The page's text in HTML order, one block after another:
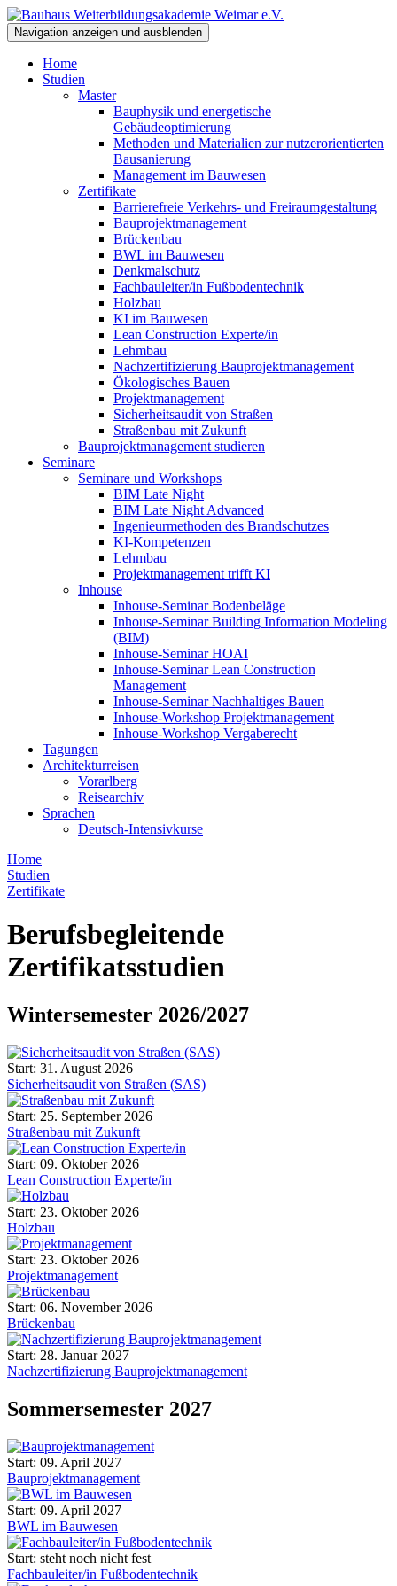
Navigation anzeigen und ausblenden
Home
Studien
Master
Bauphysik und energetische
Gebäudeoptimierung
Methoden und Materialien zur nutzerorientierten
Bausanierung
Management im Bauwesen
Zertifikate
Barrierefreie Verkehrs- und Freiraumgestaltung
Bauprojektmanagement
Brückenbau
BWL im Bauwesen
Denkmalschutz
Fachbauleiter/in Fußbodentechnik
Holzbau
KI im Bauwesen
Lean Construction Experte/in
Lehmbau
Nachzertifizierung Bauprojektmanagement
Ökologisches Bauen
Projektmanagement
Sicherheitsaudit von Straßen
Straßenbau mit Zukunft
Bauprojektmanagement studieren
Seminare
Seminare und Workshops
BIM Late Night
BIM Late Night Advanced
Ingenieurmethoden des Brandschutzes
KI-Kompetenzen
Lehmbau
Projektmanagement trifft KI
Inhouse
Inhouse-Seminar Bodenbeläge
Inhouse-Seminar Building Information Modeling
(BIM)
Inhouse-Seminar HOAI
Inhouse-Seminar Lean Construction
Management
Inhouse-Seminar Nachhaltiges Bauen
Inhouse-Workshop Projektmanagement
Inhouse-Workshop Vergaberecht
Tagungen
Architekturreisen
Vorarlberg
Reisearchiv
Sprachen
Deutsch-Intensivkurse
Home
Studien
Zertifikate
Berufsbegleitende
Zertifikatsstudien
Wintersemester 2026/2027
Start: 31. August 2026
Sicherheitsaudit von Straßen (SAS)
Start: 25. September 2026
Straßenbau mit Zukunft
Start: 09. Oktober 2026
Lean Construction Experte/in
Start: 23. Oktober 2026
Holzbau
Start: 23. Oktober 2026
Projektmanagement
Start: 06. November 2026
Brückenbau
Start: 28. Januar 2027
Nachzertifizierung Bauprojektmanagement
Sommersemester 2027
Start: 09. April 2027
Bauprojektmanagement
Start: 09. April 2027
BWL im Bauwesen
Start: steht noch nicht fest
Fachbauleiter/in Fußbodentechnik